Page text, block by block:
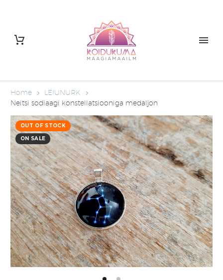
Home
LEIUNURK
Neitsi sodiaagi konstellatsiooniga medaljon
OUT OF STOCK
ON SALE